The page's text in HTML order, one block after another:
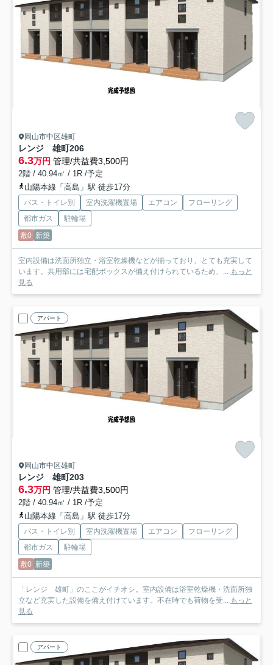
岡山市中区雄町
レンジ 雄町206
6.3万円 管理/共益費3,500円
2階 / 40.94㎡ / 1R /予定
山陽本線「高島」駅 徒歩17分
バス・トイレ別 室内洗濯機置場 エアコン
フローリング
都市ガス
駐輪場
敷0 新築
室内設備は洗面所独立・浴室乾燥機などが揃っており、とても充実して
います。共用部には宅配ボックスが備え付けられているため、... もっと
見る
アパート
岡山市中区雄町
レンジ 雄町203
6.3万円 管理/共益費3,500円
2階 / 40.94㎡ / 1R /予定
山陽本線「高島」駅 徒歩17分
バス・トイレ別 室内洗濯機置場 エアコン
フローリング
都市ガス
駐輪場
敷0 新築
「レンジ 雄町」のここがイチオシ。室内設備は浴室乾燥機・洗面所独
立など充実した設備を備え付けています。不在時でも荷物を受... もっと
見る
アパート